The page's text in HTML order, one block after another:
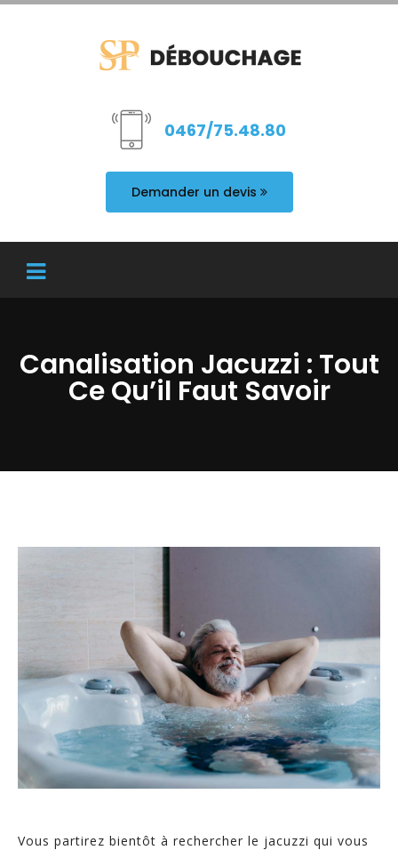
0467/75.48.80
Demander un devis
Canalisation Jacuzzi : Tout
Ce Qu’il Faut Savoir
Vous partirez bientôt à rechercher le jacuzzi qui vous